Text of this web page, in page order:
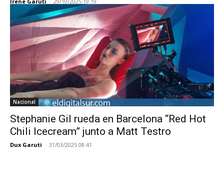
Nacional
Stephanie Gil rueda en Barcelona “Red Hot
Chili Icecream” junto a Matt Testro
Dux Garuti - 31/03/2025 08:41